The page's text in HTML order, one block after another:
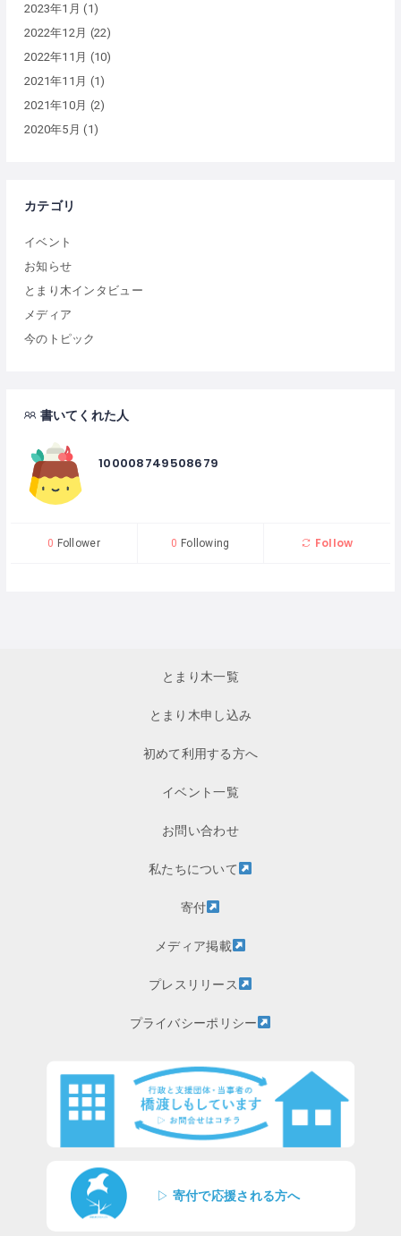
2023年1月 (1)
2022年12月 (22)
2022年11月 (10)
2021年11月 (1)
2021年10月 (2)
2020年5月 (1)
カテゴリ
イベント
お知らせ
とまり木インタビュー
メディア
今のトピック
書いてくれた人
100008749508679
0 Follower 0 Following Follow
とまり木一覧
とまり木申し込み
初めて利用する方へ
イベント一覧
お問い合わせ
私たちについて
寄付
メディア掲載
プレスリリース
プライバシーポリシー
▷ 寄付で応援される方へ